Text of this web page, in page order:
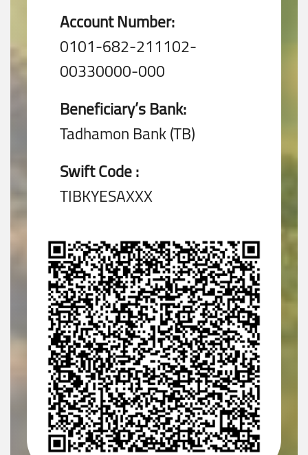
Account Number:
0101-682-211102-
00330000-000
Beneficiary’s Bank:
Tadhamon Bank (TB)
Swift Code :
TIBKYESAXXX